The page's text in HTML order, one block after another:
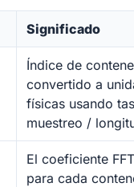
Significado
Índice de
convertido a
físicas usando
muestreo /
El coeficiente
para cada